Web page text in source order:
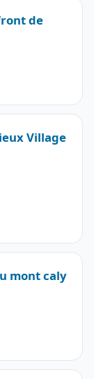
de
Village
mont caly